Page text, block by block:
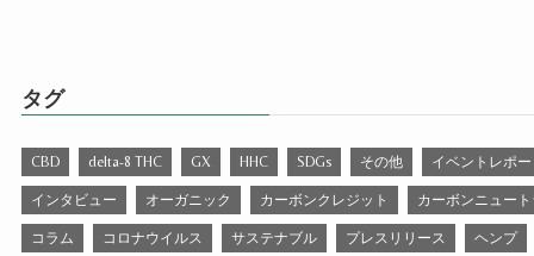
タグ
CBD delta-8 THC GX HHC SDGs その他 イベントレポ
インタビュー オーガニック カーボンクレジット カーボンニュー
コラム コロナウイルス サステナブル プレスリリース ヘンプ